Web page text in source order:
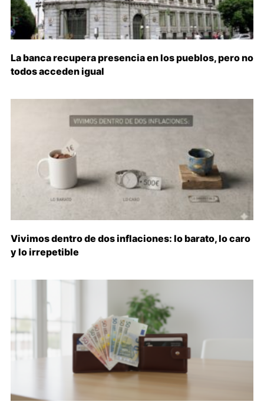
La banca recupera presencia en los pueblos, pero no
todos acceden igual
Vivimos dentro de dos inflaciones: lo barato, lo caro
y lo irrepetible